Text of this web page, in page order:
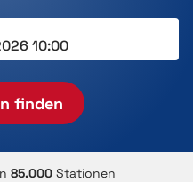
finden
85.000 Stationen